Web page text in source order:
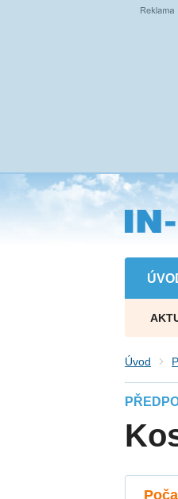
Přejít
na
hlavní
obsah
Úvod